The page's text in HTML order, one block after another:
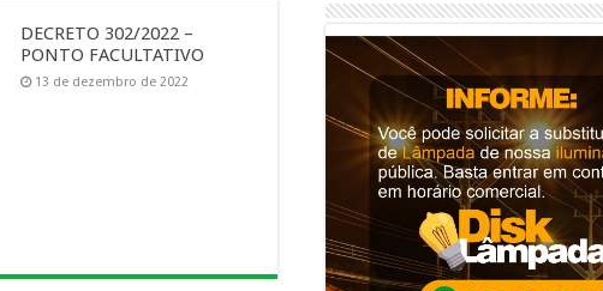
DECRETO 302/2022 –
PONTO FACULTATIVO
13 de dezembro de 2022